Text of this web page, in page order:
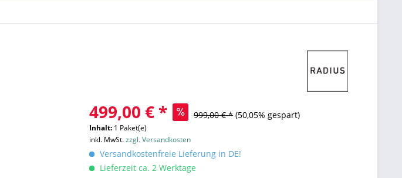
499,00 € * 999,00 € * (50,05% gespart)
Inhalt: 1 Paket(e)
inkl. MwSt.zzgl. Versandkosten
Versandkostenfreie Lieferung in DE!
Lieferzeit ca. 2 Werktage